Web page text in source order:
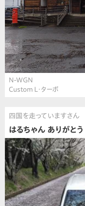
N-WGN
Custom L・ターボ
四国を走っていますさん
はるちゃん ありがとう